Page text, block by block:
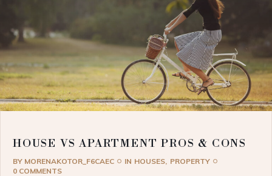
HOUSE VS APARTMENT PROS & CONS
BY MORENAKOTOR_F6CAEC IN HOUSES PROPERTY
0 COMMENTS